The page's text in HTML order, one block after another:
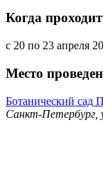
Когда проходит
с 20 по 23 апреля
Место
Ботанический сад
Санкт-Петербург,